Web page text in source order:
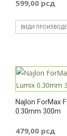
599,00 рсд
ВИДИ ПРОИЗВОДЕ
Najlon ForMax
0.30mm 300m
479,00 рсд